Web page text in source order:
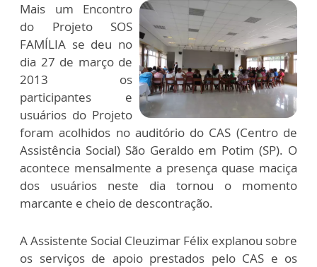
Mais um Encontro
do Projeto SOS
FAMÍLIA se deu no
dia 27 de março de
2013 os
participantes e
usuários do Projeto
foram acolhidos no auditório do CAS (Centro de
Assistência Social) São Geraldo em Potim (SP). O
acontece mensalmente a presença quase maciça
dos usuários neste dia tornou o momento
marcante e cheio de descontração.
A Assistente Social Cleuzimar Félix explanou sobre
os serviços de apoio prestados pelo CAS e os